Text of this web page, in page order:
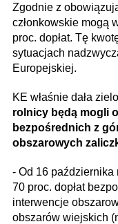
Zgodnie z
członkowskie mogą
proc. dopłat. Tę
sytuacjach
Europejskiej.
KE właśnie dała
rolnicy będą mogli
bezpośrednich z
obszarowych
- Od 16
70 proc. dopłat
interwencje
obszarów wiejskich